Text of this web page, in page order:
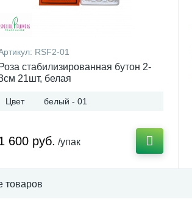
RSF2-01
Роза стабилизированная бутон 2-
21шт, белая
Цвет белый - 01
600 руб. /упак
товаров